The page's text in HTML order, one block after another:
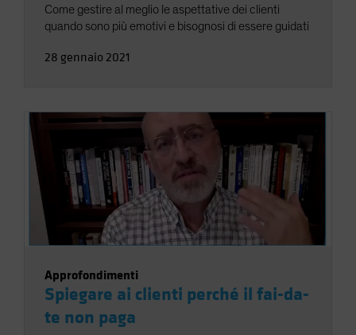
Come gestire al meglio le aspettative dei clienti
quando sono più emotivi e bisognosi di essere guidati
28 gennaio 2021
Approfondimenti
Spiegare ai clienti perché il fai-da-
te non paga